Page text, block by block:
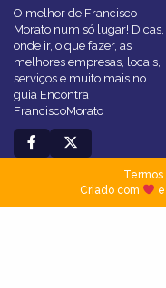
O melhor de Francisco
Morato num só lugar! Dicas,
onde ir, o que fazer, as
melhores empresas, locais,
serviços e muito mais no
guia Encontra
FranciscoMorato
Termos|
Criado com
e